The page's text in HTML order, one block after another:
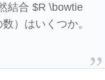
結合 $R \bowtie
）はいくつか。